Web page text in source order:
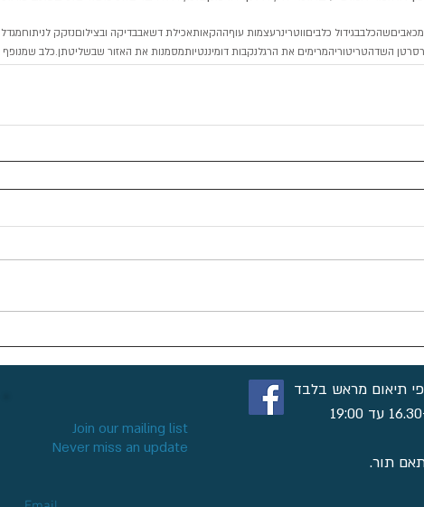
שהכלבבגידול כלביםווטרינרעצמות עוףההקאותאכילת דשאבבדיקה ובצילוםנזקק לניתוח
סרטן השדהטריטוריהמרימים את הרגלנקבות דומיננטיותמסמנות את האזור שבשליטתן.כלב שמנופף
תיאום מראש בלבד
תור.
Join our mailing list
Never miss an update